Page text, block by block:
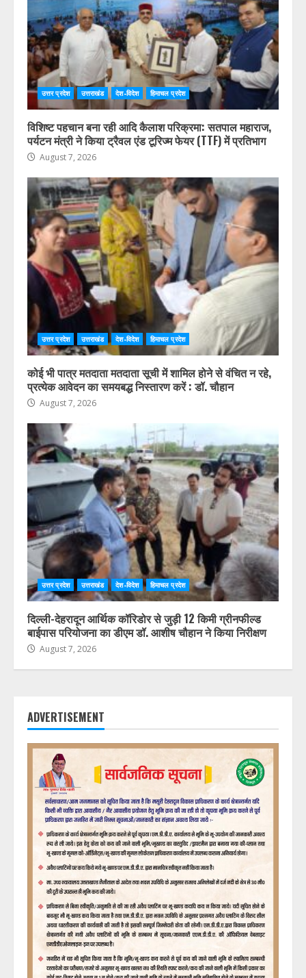
उत्तर प्रदेश उत्तराखंड देश-विदेश हिमाचल प्रदेश
विशिष्ट पहचान बना रही आदि कैलाश परिक्रमा: सतपाल महाराज,
पर्यटन मंत्री ने किया ट्रैवल एंड टूरिज्म फेयर (TTF) में प्रतिभाग
August 7, 2026
उत्तर प्रदेश उत्तराखंड देश-विदेश हिमाचल प्रदेश
कोई भी पात्र मतदाता मतदाता सूची में शामिल होने से वंचित न रहे,
प्रत्येक आवेदन का समयबद्ध निस्तारण करें : डॉ. चौहान
August 7, 2026
उत्तर प्रदेश उत्तराखंड देश-विदेश हिमाचल प्रदेश
दिल्ली-देहरादून आर्थिक कॉरिडोर से जुड़ी 12 किमी ग्रीनफील्ड
बाईपास परियोजना का डीएम डॉ. आशीष चौहान ने किया निरीक्षण
August 7, 2026
ADVERTISEMENT